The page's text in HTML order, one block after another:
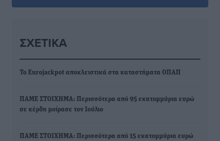
ΣΧΕΤΙΚΆ
Το Eurojackpot αποκλειστικά στα καταστήματα ΟΠΑΠ
ΠΑΜΕ ΣΤΟΙΧΗΜΑ: Περισσότερα από 95 εκατομμύρια ευρώ
σε κέρδη μοίρασε τον Ιούλιο
ΠΑΜΕ ΣΤΟΙΧΗΜΑ: Περισσότερα από 15 εκατομμύρια ευρώ